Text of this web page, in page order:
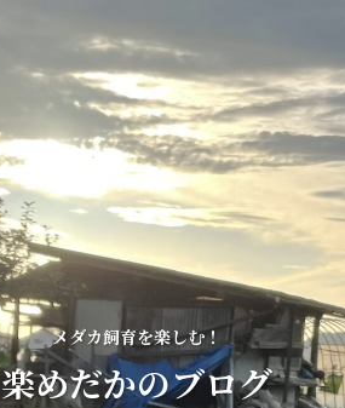
メダカ飼育を楽しむ！
楽めだかのブログ